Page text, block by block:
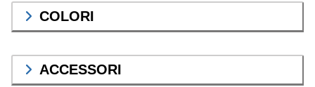
COLORI
ACCESSORI